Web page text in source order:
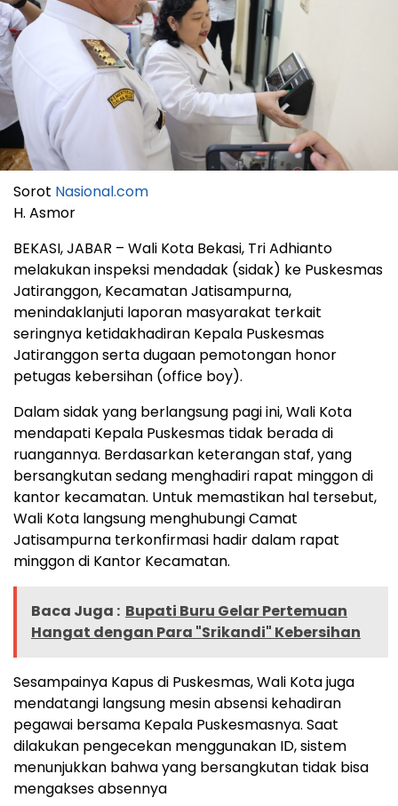
Sorot Nasional.com
H. Asmor
BEKASI, JABAR – Wali Kota Bekasi, Tri Adhianto
melakukan inspeksi mendadak (sidak) ke Puskesmas
Jatiranggon, Kecamatan Jatisampurna,
menindaklanjuti laporan masyarakat terkait
seringnya ketidakhadiran Kepala Puskesmas
Jatiranggon serta dugaan pemotongan honor
petugas kebersihan (office boy).
Dalam sidak yang berlangsung pagi ini, Wali Kota
mendapati Kepala Puskesmas tidak berada di
ruangannya. Berdasarkan keterangan staf, yang
bersangkutan sedang menghadiri rapat minggon di
kantor kecamatan. Untuk memastikan hal tersebut,
Wali Kota langsung menghubungi Camat
Jatisampurna terkonfirmasi hadir dalam rapat
minggon di Kantor Kecamatan.
Baca Juga : Bupati Buru Gelar Pertemuan
Hangat dengan Para "Srikandi" Kebersihan
Sesampainya Kapus di Puskesmas, Wali Kota juga
mendatangi langsung mesin absensi kehadiran
pegawai bersama Kepala Puskesmasnya. Saat
dilakukan pengecekan menggunakan ID, sistem
menunjukkan bahwa yang bersangkutan tidak bisa
mengakses absennya